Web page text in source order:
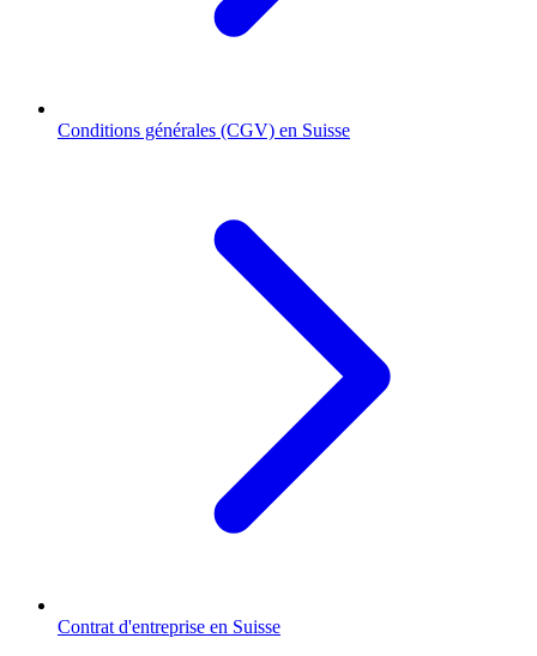
Conditions générales (CGV) en Suisse
Contrat d'entreprise en Suisse